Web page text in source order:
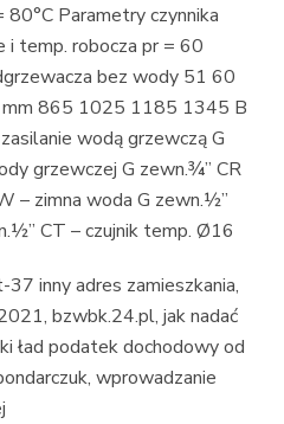
Parametry czynnika
i temp. robocza pr = 60
bez wody 51 60
865 1025 1185 1345 B
wodą grzewczą G
grzewczej G zewn.¾” CR
– zimna woda G zewn.½”
CT – czujnik temp. Ø16
inny adres zamieszkania,
bzwbk.24.pl, jak nadać
ład podatek dochodowy od
wprowadzanie